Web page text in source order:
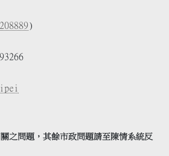
)
之問題，其餘市政問題請至陳情系統反